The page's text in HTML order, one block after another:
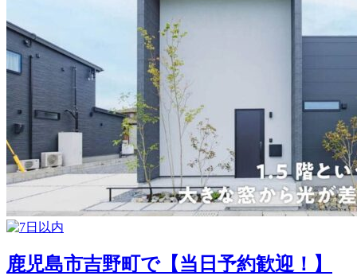
鹿児島市吉野町で【当日予約歓迎！】